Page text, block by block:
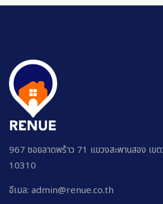
967 ซอยลาดพร้าว 71 แขวงสะพานสอง เข
10310
อีเมล: admin@renue.co.th